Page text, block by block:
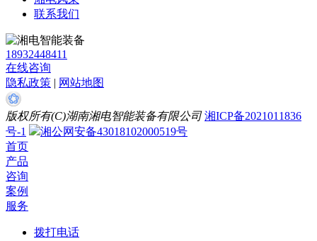
联系我们
18932448411
在线咨询
隐私政策 | 网站地图
版权所有(C)湖南湘电智能装备有限公司 湘ICP备2021011836
号-1
湘公网安备43018102000519号
首页
产品
咨询
案例
服务
拨打电话